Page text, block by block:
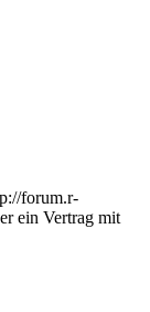
forum.r-
ein Vertrag mit